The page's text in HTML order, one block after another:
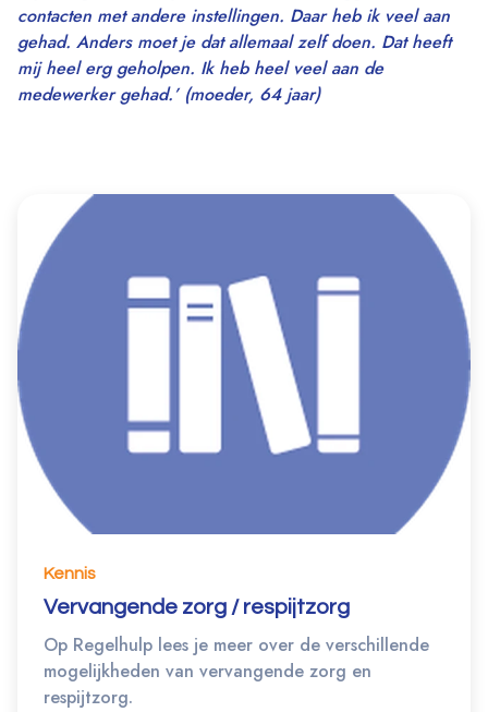
contacten met andere instellingen. Daar heb ik veel aan
gehad. Anders moet je dat allemaal zelf doen. Dat heeft
mij heel erg geholpen. Ik heb heel veel aan de
medewerker gehad.’ (moeder, 64 jaar)
Kennis
Vervangende zorg / respijtzorg
Op Regelhulp lees je meer over de verschillende
mogelijkheden van vervangende zorg en
respijtzorg.